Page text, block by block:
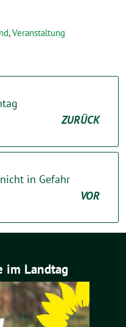
,Veranstaltung
ZURÜCK
in Gefahr
VOR
im Landtag